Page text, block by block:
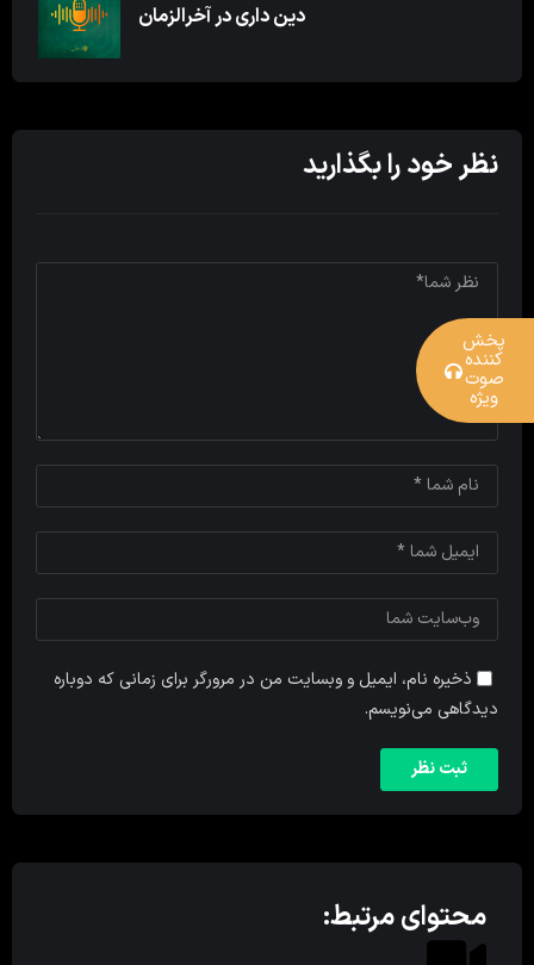
دین داری در آخرالزمان
نظر خود را بگذارید
ذخیره نام، ایمیل و وبسایت من در مرورگر برای زمانی که دوباره
دیدگاهی می‌نویسم.
محتوای مرتبط:
پخش
کننده
صوت
ویژه